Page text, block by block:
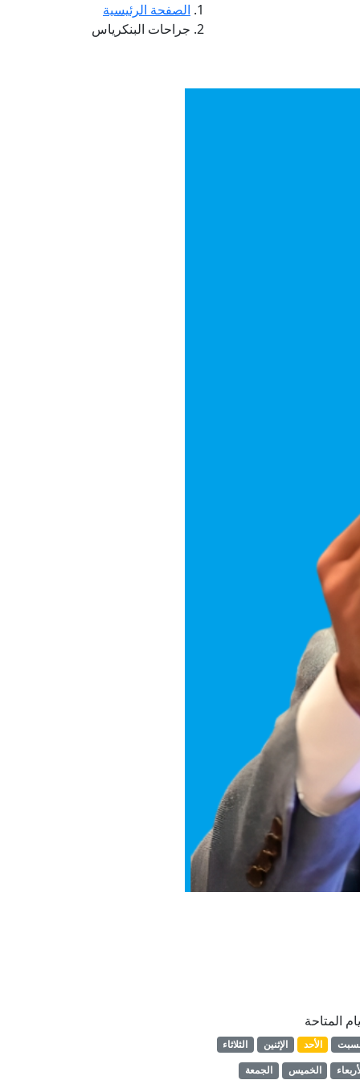
الصفحة الرئيسية
جراحات البنكرياس
المتاحة
الأحد الإثنين
الثلاثاء
الخميس الجمعة